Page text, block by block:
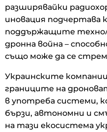
разширявайки
иновация подчертава
поддържащите
дронна война –
също може да се
Украинските
границите на
в употреба системи,
бързи, автономни и
на тази екосистема